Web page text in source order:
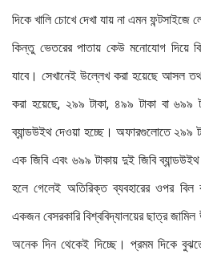
দিকে খালি চোখে দেখা যায় না এমন ফন্টসাইজে
কিন্তু ভেতরের পাতায় কেউ মনোযোগ দিয়ে
যাবে। সেখানেই উল্লেখ করা হয়েছে আসল
করা হয়েছে, ২৯৯ টাকা, ৪৯৯ টাকা বা ৬৯৯
ব্যান্ডউইথ দেওয়া হচ্ছে। অফারগুলোতে ২৯৯
এক জিবি এবং ৬৯৯ টাকায় দুই জিবি
হলে গেলেই অতিরিক্ত ব্যবহারের ওপর
একজন বেসরকারি বিশ্ববিদ্যালয়ের ছাত্র
অনেক দিন থেকেই দিচ্ছে। প্রমম দিকে